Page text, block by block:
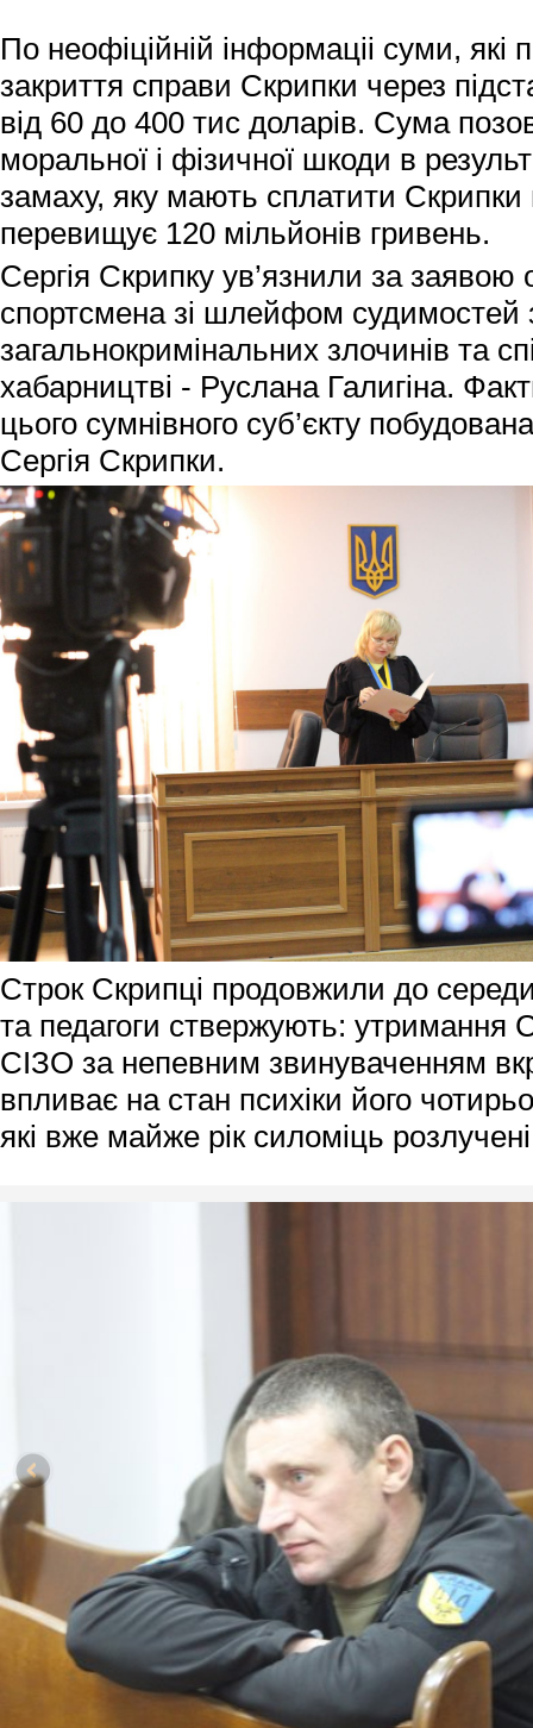
По неофіційній інформаціі суми,
закриття справи Скрипки через
від 60 до 400 тис доларів. Сума
моральної і фізичної шкоди в
замаху, яку мають сплатити
перевищує 120 мільйонів гривень.
Сергія Скрипку ув’язнили за заявою
спортсмена зі шлейфом судимостей
загальнокримінальних злочинів та
хабарництві - Руслана Галигіна.
цього сумнівного суб’єкту
Сергія Скрипки.
Строк Скрипці продовжили до
та педагоги ствержують: утримання
СІЗО за непевним звинуваченням
впливає на стан психіки його
які вже майже рік силоміць